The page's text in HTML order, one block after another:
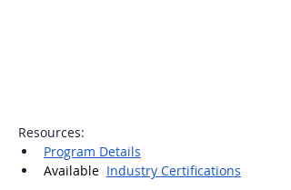
Resources:
Program Details
Available Industry Certifications